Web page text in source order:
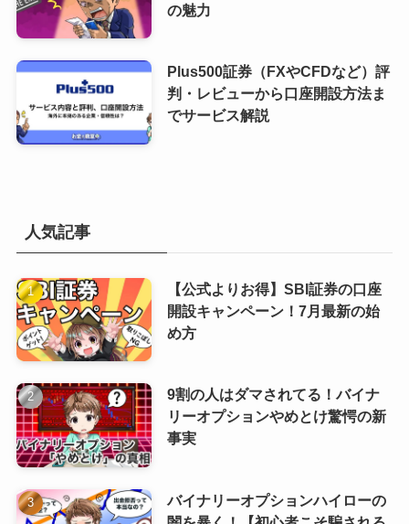
の魅力
Plus500証券（FXやCFDなど）評
判・レビューから口座開設方法ま
でサービス解説
人気記事
【公式よりお得】SBI証券の口座
開設キャンペーン！7月最新の始
め方
9割の人はダマされてる！バイナ
リーオプションやめとけ驚愕の新
事実
バイナリーオプションハイローの